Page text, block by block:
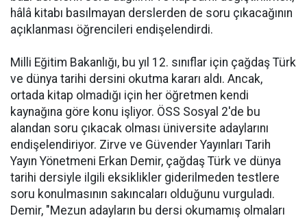
hâlâ kitabı basılmayan derslerden de soru çıkacağının
açıklanması öğrencileri endişelendirdi.
Milli Eğitim Bakanlığı, bu yıl 12. sınıflar için çağdaş Türk
ve dünya tarihi dersini okutma kararı aldı. Ancak,
ortada kitap olmadığı için her öğretmen kendi
kaynağına göre konu işliyor. ÖSS Sosyal 2'de bu
alandan soru çıkacak olması üniversite adaylarını
endişelendiriyor. Zirve ve Güvender Yayınları Tarih
Yayın Yönetmeni Erkan Demir, çağdaş Türk ve dünya
tarihi dersiyle ilgili eksiklikler giderilmeden testlere
soru konulmasının sakıncaları olduğunu vurguladı.
Demir, "Mezun adayların bu dersi okumamış olmaları